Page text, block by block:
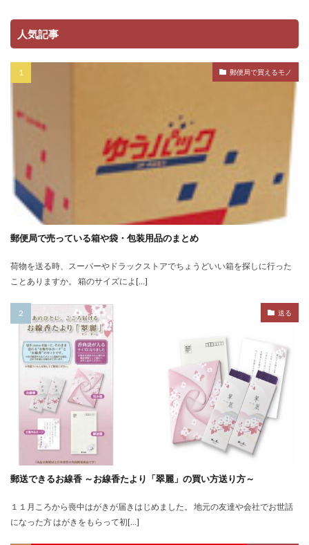
人気記事
郵便局で買えるモノ
郵便局で売っている箱や袋・包装用品のまとめ
荷物を送る時、スーパーやドラックストアでちょうどいい箱を探しに行った
ことありますか。 箱のサイズによ[…]
送る
郵送できるお線香 ～お線香たより「翠麗」の買い方送り方～
１１月ころから喪中はがきが届きはじめました。 地元の友達や会社でお世話
になった方 はがきをもらって初[…]